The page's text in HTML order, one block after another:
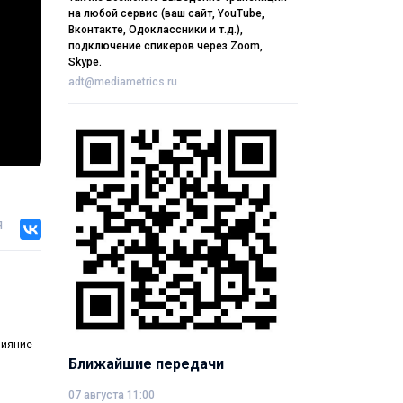
на любой сервис (ваш сайт, YouTube,
Вконтакте, Одоклассники и т.д.),
подключение спикеров через Zoom,
Skype.
adt@mediametrics.ru
Ближайшие передачи
07 августа 11:00